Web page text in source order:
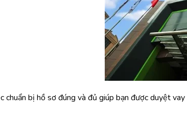
chuẩn bị hồ sơ đúng và đủ giúp bạn được duyệt